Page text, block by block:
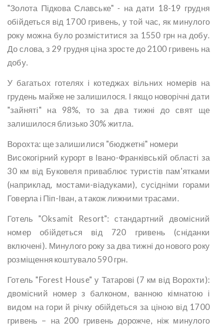
"Золота Підкова Славське" - на дати 18-19 грудня
обійдеться від 1700 гривень, у той час, як минулого
року можна було розміститися за 1550 грн на добу.
До слова, з 29 грудня ціна зросте до 2100 гривень на
добу.
У багатьох готелях і котеджах вільних номерів на
грудень майже не залишилося. І якщо новорічні дати
"зайняті" на 98%, то за два тижні до свят ще
залишилося близько 30% житла.
Ворохта: ще залишилися "бюджетні" номери
Високогірний курорт в Івано-Франківській області за
30 км від Буковеля приваблює туристів пам'ятками
(наприклад, мостами-віадуками), сусідніми горами
Говерла і Піп-Іван, а також лижними трасами.
Готель "Oksamit Resort": стандартний двомісний
номер обійдеться від 720 гривень (сніданки
включені). Минулого року за два тижні до нового року
розміщення коштувало 590 грн.
Готель "Forest House" у Татарові (7 км від Ворохти):
двомісний номер з балконом, ванною кімнатою і
видом на гори й річку обійдеться за ціною від 1700
гривень – на 200 гривень дорожче, ніж минулого